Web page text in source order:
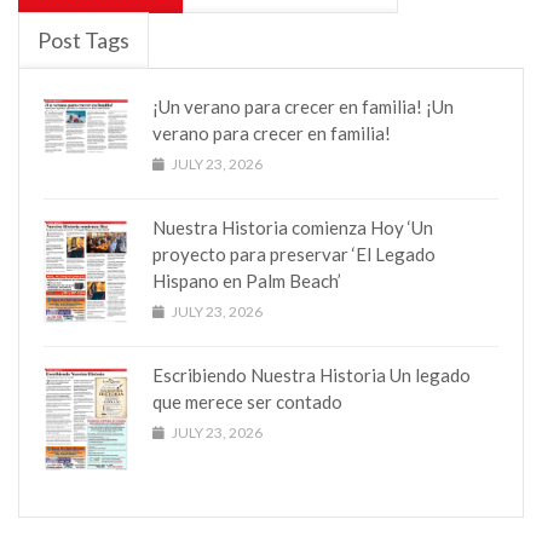
Post Tags
¡Un verano para crecer en familia! ¡Un
verano para crecer en familia!
JULY 23, 2026
Nuestra Historia comienza Hoy ‘Un
proyecto para preservar ‘El Legado
Hispano en Palm Beach’
JULY 23, 2026
Escribiendo Nuestra Historia Un legado
que merece ser contado
JULY 23, 2026